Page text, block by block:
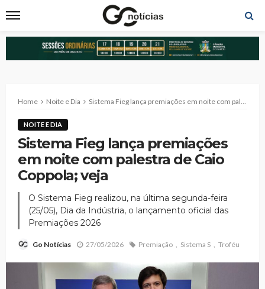
Home Noite e Dia Sistema Fieg lança premiações em noite com palestra de Caio Coppola; veja
NOITE E DIA
Sistema Fieg lança premiações
em noite com palestra de Caio
Coppola; veja
O Sistema Fieg realizou, na última segunda-feira
(25/05), Dia da Indústria, o lançamento oficial das
Premiações 2026
Go Notícias 27/05/2026 Premiação Sistema S Troféu